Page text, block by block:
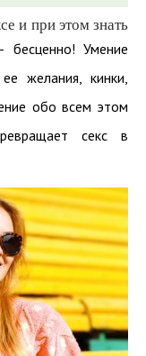
и при этом знать
бесценно! Умение
желания, кинки,
обо всем этом
секс в